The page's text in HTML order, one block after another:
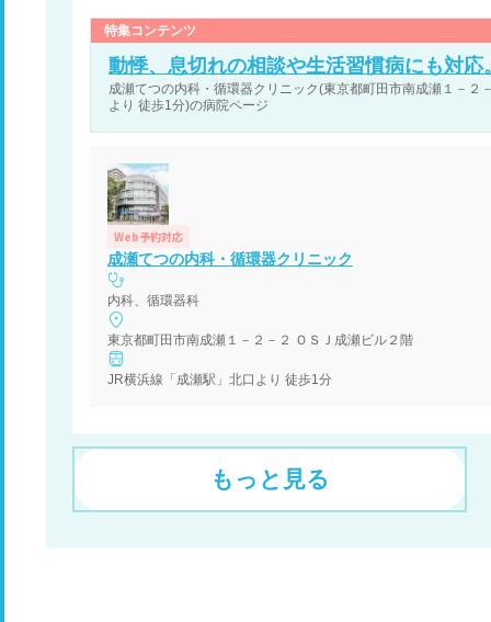
特集コンテンツ
動悸、息切れの相談や生活習慣病にも対
成瀬てつの内科・循環器クリニック(東京都町田市南成瀬１－２
より 徒歩1分)の病院ページ
Web予約対応
成瀬てつの内科・循環器クリニック
内科、循環器科
東京都町田市南成瀬１－２－２ ＯＳＪ成瀬ビル２階
JR横浜線「成瀬駅」北口より 徒歩1分
もっと見る